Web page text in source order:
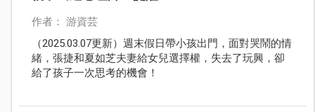
作者： 游資芸
（2025.03.07更新）週末假日帶小孩出門，面對哭鬧的情
緒，張捷和夏如芝夫妻給女兒選擇權，失去了玩興，卻
給了孩子一次思考的機會！